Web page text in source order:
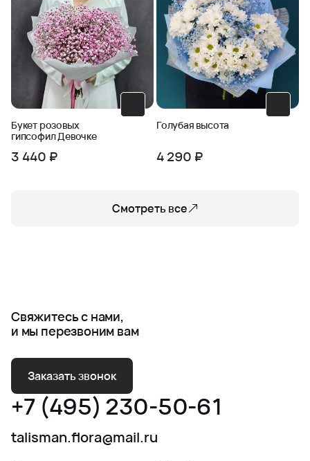
Букет розовых
гипсофил Девочке
3 440 ₽
Голубая высота
4 290 ₽
Смотреть все
Свяжитесь с нами,
и мы перезвоним вам
Заказать звонок
+7 (495) 230-50-61
talisman.flora@mail.ru